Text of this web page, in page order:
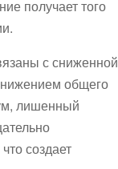
получает того
с сниженной
общего
лишенный
создает